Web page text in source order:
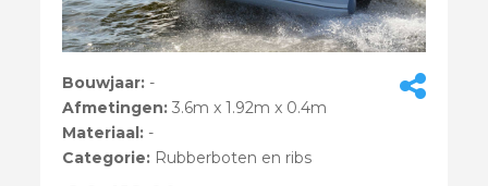
Bouwjaar: -
Afmetingen:3.6m x 1.92m x 0.4m
Materiaal: -
Categorie: Rubberboten en ribs